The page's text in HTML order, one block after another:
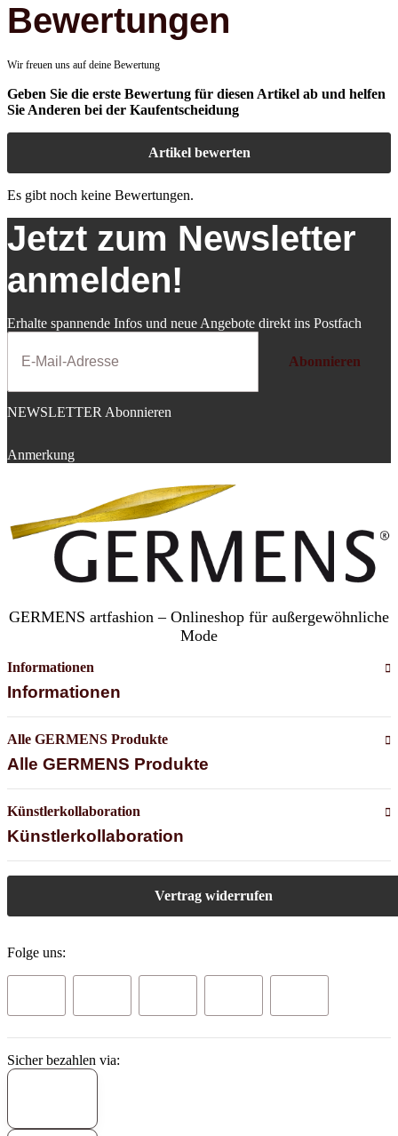
Bewertungen
Wir freuen uns auf deine Bewertung
Geben Sie die erste Bewertung für diesen Artikel ab und helfen
Sie Anderen bei der Kaufentscheidung
Artikel bewerten
Es gibt noch keine Bewertungen.
Jetzt zum Newsletter
anmelden!
Erhalte spannende Infos und neue Angebote direkt ins Postfach
Abonnieren
NEWSLETTER Abonnieren
Anmerkung
GERMENS artfashion – Onlineshop für außergewöhnliche
Mode
Informationen
Informationen
Alle GERMENS Produkte
Alle GERMENS Produkte
Künstlerkollaboration
Künstlerkollaboration
Vertrag widerrufen
Folge uns:
Sicher bezahlen via: